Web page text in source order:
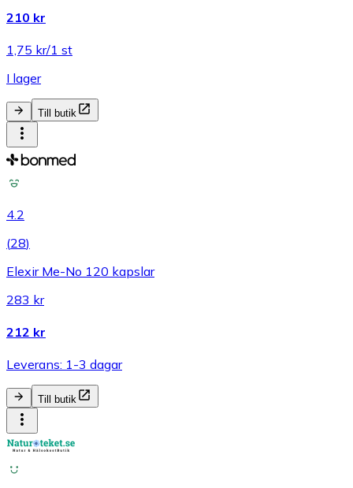
210 kr
1,75 kr/1 st
I lager
Till butik
4.2
(28)
Elexir Me-No 120 kapslar
283 kr
212 kr
Leverans: 1-3 dagar
Till butik